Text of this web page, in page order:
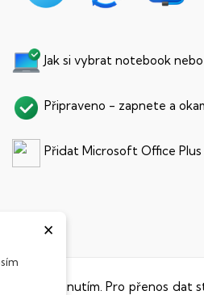
Jak si vybrat notebook
Připraveno - zapnete a
Přidat Microsoft Office
zasunutím. Pro přenos dat
×